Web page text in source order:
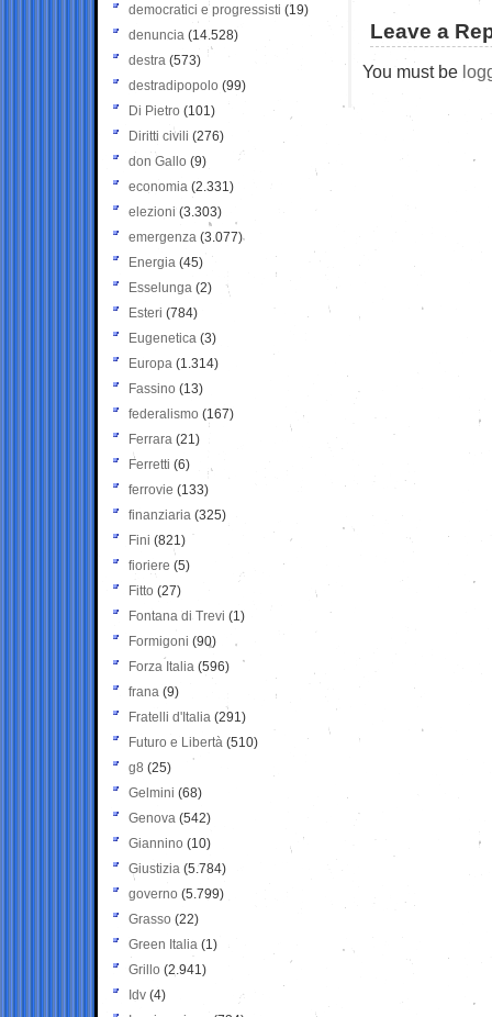
Leave a
You must be
democratici e progressisti (19)
denuncia (14.528)
destra (573)
destradipopolo (99)
Di Pietro (101)
Diritti civili (276)
don Gallo (9)
economia (2.331)
elezioni (3.303)
emergenza (3.077)
Energia (45)
Esselunga (2)
Esteri (784)
Eugenetica (3)
Europa (1.314)
Fassino (13)
federalismo (167)
Ferrara (21)
Ferretti (6)
ferrovie (133)
finanziaria (325)
Fini (821)
fioriere (5)
Fitto (27)
Fontana di Trevi (1)
Formigoni (90)
Forza Italia (596)
frana (9)
Fratelli d'Italia (291)
Futuro e Libertà (510)
g8 (25)
Gelmini (68)
Genova (542)
Giannino (10)
Giustizia (5.784)
governo (5.799)
Grasso (22)
Green Italia (1)
Grillo (2.941)
Idv (4)